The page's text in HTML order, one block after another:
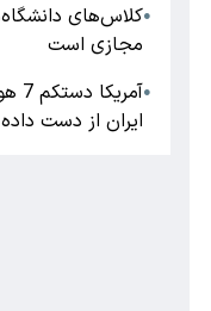
●کلاس‌های
مجازی است
●
ایران از دست داده